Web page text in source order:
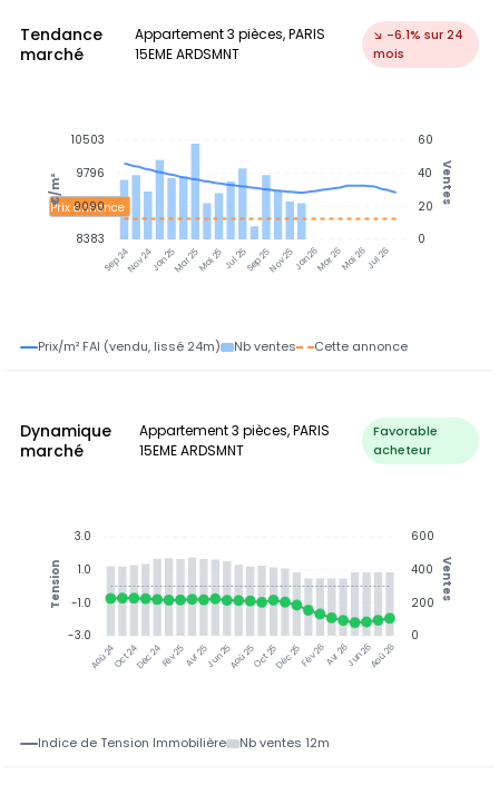
Tendance
marché
Appartement 3 pièces, PARIS
15EME ARDSMNT
↘ -6.1% sur 24
mois
Sep 24Nov 24Jan 25Mar 25Mai 25Jul 25Sep 25Nov 25Jan 26Mar 26Mai 26Jul 26
Prix annonce
60
40
20
0
Ventes
10503
9796
9090
8383
€/m²
Prix/m² FAI (vendu, lissé 24m) Nb ventes Cette annonce
Dynamique
marché
Appartement 3 pièces, PARIS
15EME ARDSMNT
Favorable
acheteur
Aoû 24Oct 24Déc 24Fév 25Avr 25Jun 25Aoû 25Oct 25Déc 25Fév 26Avr 26Jun 26Aoû 26
600
400
200
0
Ventes
3.0
1.0
-1.0
-3.0
Tension
Indice de Tension Immobilière Nb ventes 12m